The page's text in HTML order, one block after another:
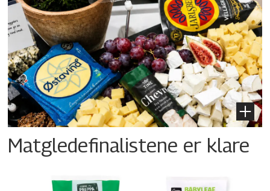
Matgledefinalistene er klare